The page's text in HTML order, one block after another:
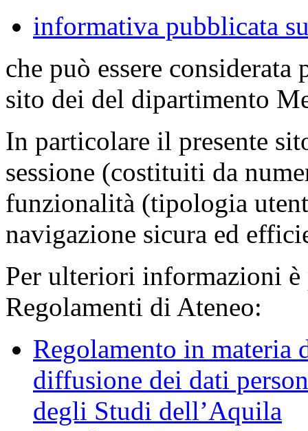
informativa pubblicata
che può essere
sito dei del dipartimento
In particolare il presente
sessione (costituiti da
funzionalità (tipologia
navigazione sicura ed
Per ulteriori informazioni è
Regolamenti di Ateneo:
Regolamento in materia
diffusione dei dati
degli Studi dell’Aquila